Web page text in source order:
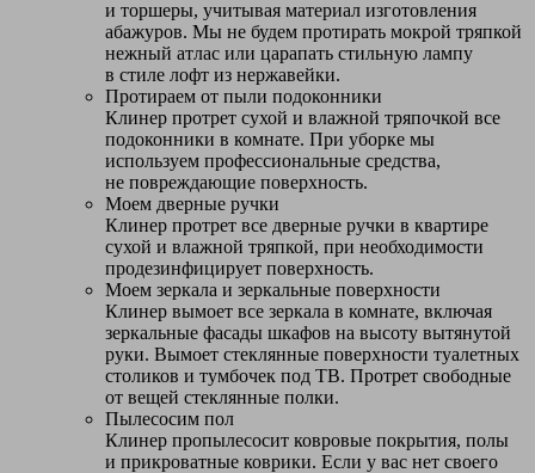
и торшеры, учитывая материал изготовления
абажуров. Мы не будем протирать мокрой тряпкой
нежный атлас или царапать стильную лампу
в стиле лофт из нержавейки.
Протираем от пыли подоконники
Клинер протрет сухой и влажной тряпочкой все
подоконники в комнате. При уборке мы
используем профессиональные средства,
не повреждающие поверхность.
Моем дверные ручки
Клинер протрет все дверные ручки в квартире
сухой и влажной тряпкой, при необходимости
продезинфицирует поверхность.
Моем зеркала и зеркальные поверхности
Клинер вымоет все зеркала в комнате, включая
зеркальные фасады шкафов на высоту вытянутой
руки. Вымоет стеклянные поверхности туалетных
столиков и тумбочек под ТВ. Протрет свободные
от вещей стеклянные полки.
Пылесосим пол
Клинер пропылесосит ковровые покрытия, полы
и прикроватные коврики. Если у вас нет своего